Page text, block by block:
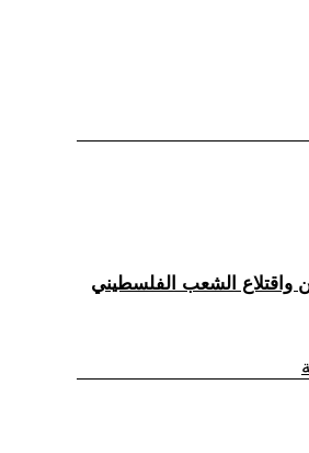
واقتلاع الشعب الفلسطيني